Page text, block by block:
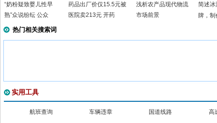
“奶粉疑致婴儿性早
熟”众说纷纭 公众
药品出厂价仅15.5元被
医院卖213元 开药
浅析农产品现代物流
市场前景
简述冰
牌，制
热门相关搜索词
实用工具
航班查询 车辆违章 国道线路 高